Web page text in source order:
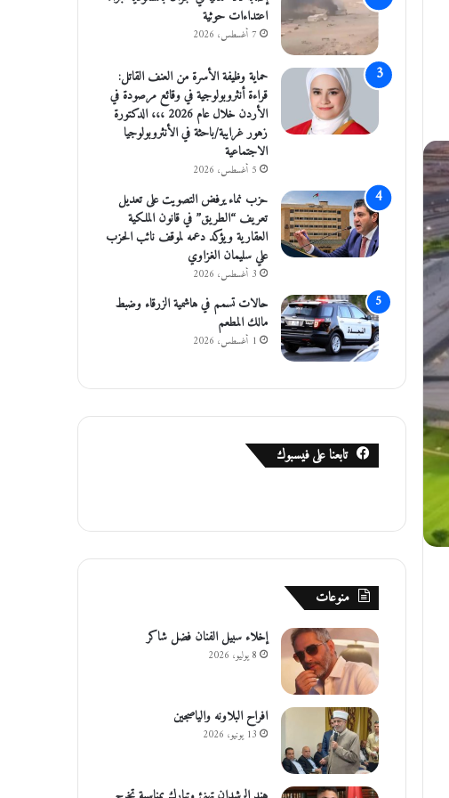
اعتداءات حوثية
7 أغسطس، 2026
حماية وظيفة الأسرة من العنف القاتل:
قراءة أنثروبولوجية في وقائع مرصودة في
الأردن خلال عام 2026 ،،، الدكتورة
زهور غرايبة/باحثة في الأنثروبولوجيا
الاجتماعية
5 أغسطس، 2026
حزب نماء يرفض التصويت على تعديل
تعريف “الطريق” في قانون الملكية
العقارية ويؤكد دعمه لموقف نائب الحزب
علي سليمان الغزاوي
3 أغسطس، 2026
حالات تسمم في هاشمية الزرقاء وضبط
مالك المطعم
1 أغسطس، 2026
تابعنا على فيسبوك
منوعات
إخلاء سبيل الفنان فضل شاكر
8 يوليو، 2026
افراح البلاونه والياصجين
13 يونيو، 2026